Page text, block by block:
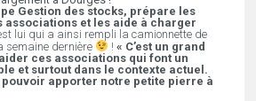
Gestion des stocks, prépare les
associations et les aide à charger
lui qui a ainsi rempli la camionnette de
semaine dernière
! « C’est un grand
ces associations qui font un
et surtout dans le contexte actuel.
pouvoir apporter notre petite pierre à